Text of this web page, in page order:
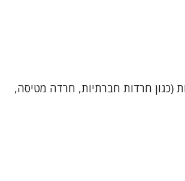
נוער ובמבוגרים הסובלים מחרדות (כגון חרדות חברתיות, חרדה מטיסה,